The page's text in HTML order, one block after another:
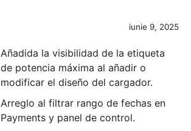
iunie 9, 2025
Añadida la visibilidad de la etiqueta
de potencia máxima al añadir o
modificar el diseño del cargador.
Arreglo al filtrar rango de fechas en
Payments y panel de control.